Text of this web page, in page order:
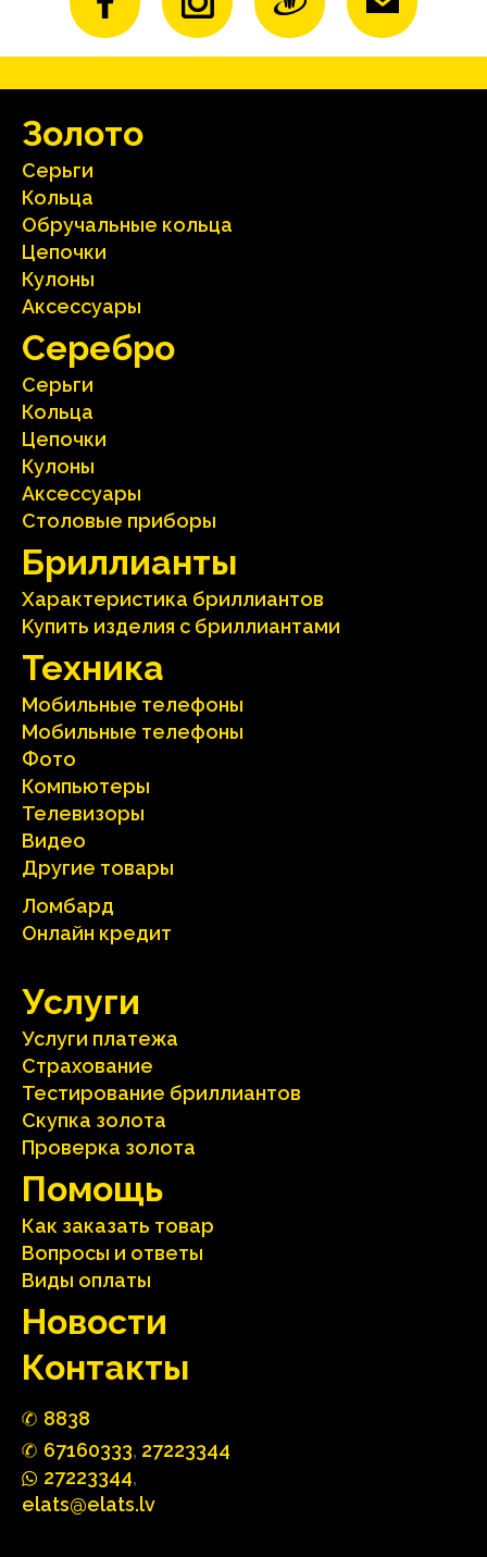
Зoлoтo
Серьги
Кольца
Oбручальные кольца
Цепочки
Кулоны
Аксесcуары
Серебрo
Серьги
Кольца
Цепочки
Кулоны
Аксесcуары
Столовые приборы
Бриллианты
Характеристика бриллиантoв
Kупить изделия c бриллиантами
Техника
Мобильные телефоны
Мобильные телефоны
Фото
Компьютеры
Телевизоры
Видео
Другие товары
Ломбард
Онлайн кредит
Услуги
Услуги платежа
Страхование
Тестирование бриллиантов
Скупка золота
Проверка золота
Помощь
Как заказать товар
Вопросы и ответы
Виды оплаты
Hовости
Контакты
8838
67160333, 27223344
27223344,
elats@elats.lv